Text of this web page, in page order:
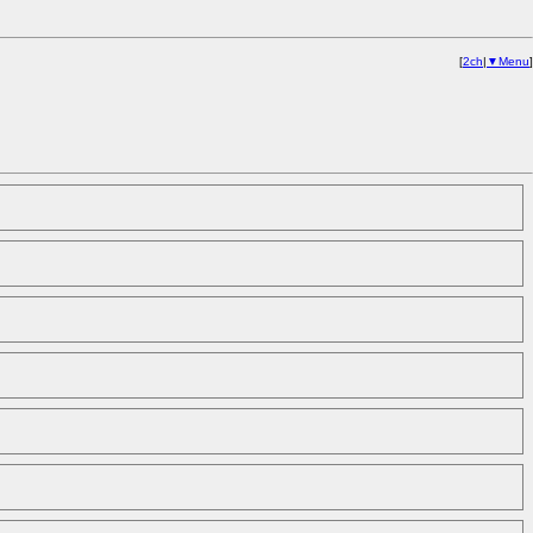
[2ch| ▼Menu]